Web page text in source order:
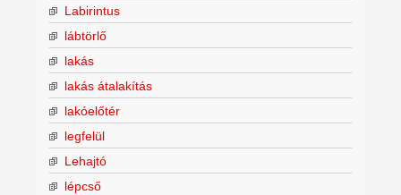
Labirintus
lábtörlő
lakás
lakás átalakítás
lakóelőtér
legfelül
Lehajtó
lépcső